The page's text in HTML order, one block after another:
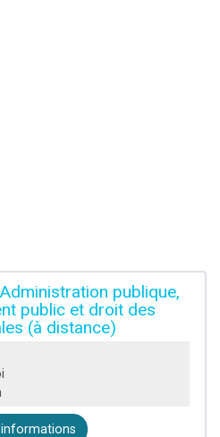
publique,
public et droit des
(à distance)